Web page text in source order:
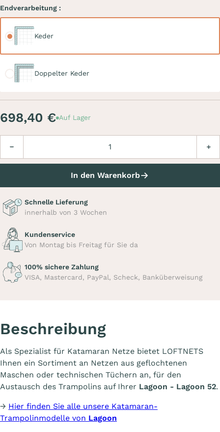
Endverarbeitung :
Keder
Doppelter Keder
698,40 € Auf Lager
In den Warenkorb
Schnelle Lieferung
innerhalb von 3 Wochen
Kundenservice
Von Montag bis Freitag für Sie da
100% sichere Zahlung
VISA, Mastercard, PayPal, Scheck, Banküberweisung
Beschreibung
Als Spezialist für Katamaran Netze bietet LOFTNETS
Ihnen ein Sortiment an Netzen aus geflochtenen
Maschen oder technischen Tüchern an, für den
Austausch des Trampolins auf Ihrer Lagoon - Lagoon 52.
→ Hier finden Sie alle unsere Katamaran-
Trampolinmodelle von Lagoon